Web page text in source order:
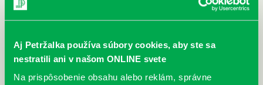
Aj Petržalka používa súbory cookies, aby ste sa
nestratili ani v našom ONLINE svete
Na prispôsobenie obsahu alebo reklám, správne